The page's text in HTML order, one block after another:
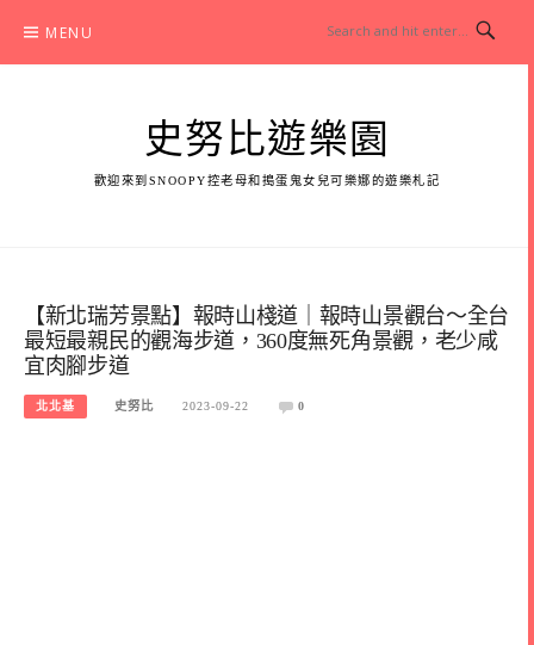
content
MENU
史努比遊樂園
歡迎來到SNOOPY控老母和搗蛋鬼女兒可樂娜的遊樂札記
【新北瑞芳景點】報時山棧道｜報時山景觀台～全台
最短最親民的觀海步道，360度無死角景觀，老少咸
宜肉腳步道
北北基 史努比 2023-09-22 0